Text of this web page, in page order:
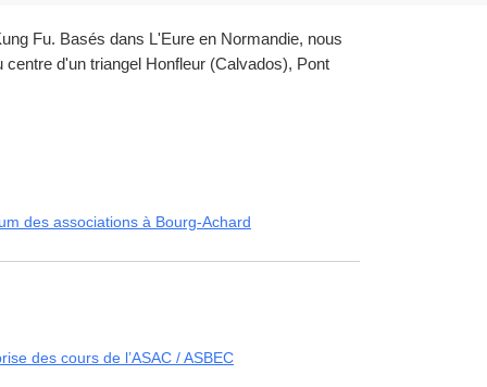
Fu. Basés dans L'Eure en Normandie, nous
d'un triangel Honfleur (Calvados), Pont
des associations à Bourg-Achard
des cours de l’ASAC / ASBEC